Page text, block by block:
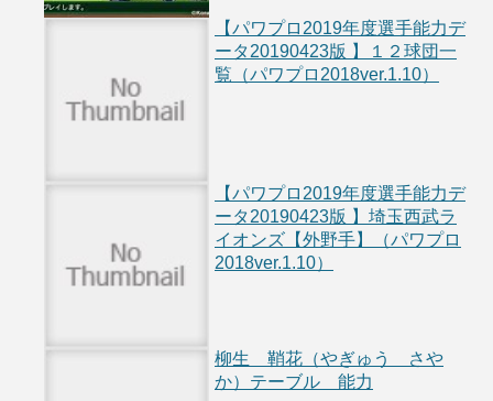
【パワプロ2019年度選手能力デ
ータ20190423版 】１２球団一
覧（パワプロ2018ver.1.10）
【パワプロ2019年度選手能力デ
ータ20190423版 】埼玉西武ラ
イオンズ【外野手】（パワプロ
2018ver.1.10）
柳生 鞘花（やぎゅう さや
か）テーブル 能力